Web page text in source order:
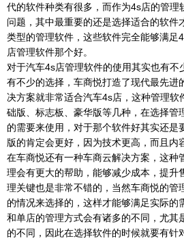
代的软件种类有很多，而作为4s店的管理
问题，其中最重要的还是选择适合的软件
类型的管理软件，这些软件完全能够满足
店管理软件那个好。
对于汽车4s店管理软件的使用其实也有不
有不少的选择，车商悦打造了现代最先进
决方案就非常适合汽车4s店，这种管理软
础版、标志板、豪华版等几种，在选择管
的需要来使用，对于那个软件好其实还是
版的肯定会更好，因为技术更高，而且内
在车商悦还有一种车商云解决方案，这种
理会有更大的帮助，能够减少成本，提升
理关键也是非常不错的，当然车商悦的管
的情况来选择的，这样才能够满足实际的
和单店的管理方式会有诸多的不同，尤其
的不同，因此在选择软件的时候就要有针